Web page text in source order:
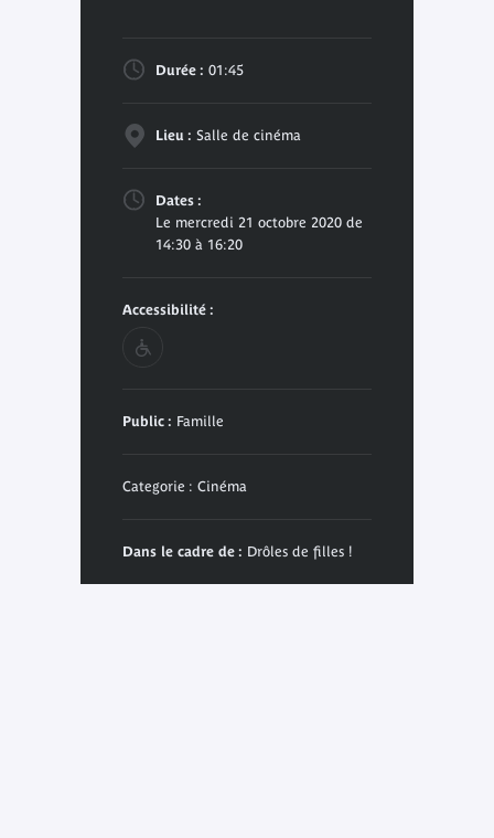
Durée : 01:45
Lieu : Salle de cinéma
Dates :
Le mercredi 21 octobre 2020 de
14:30 à 16:20
Accessibilité :
Public : Famille
Categorie : Cinéma
Dans le cadre de : Drôles de filles !